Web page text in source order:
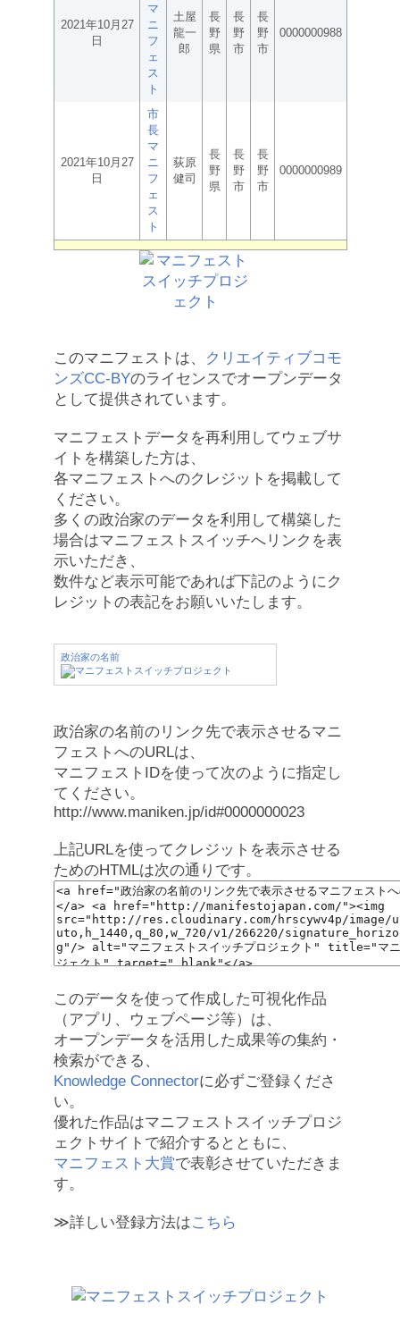
2021年10月27
日
マ
ニ
フ
ェ
ス
ト
土屋
龍一
郎
長
野
県
長
野
市
長
野
市
0000000988
2021年10月27
日
市
長
マ
ニ
フ
ェ
ス
ト
荻原
健司
長
野
県
長
野
市
長
野
市
0000000989
このマニフェストは、
クリエイティブコモ
ンズCC-BYのライセンスでオープンデータ
として提供されています。
マニフェストデータを再利用してウェブサ
イトを構築した方は、
各マニフェストへのクレジットを掲載して
ください。
多くの政治家のデータを利用して構築した
場合はマニフェストスイッチへリンクを表
示いただき、
数件など表示可能であれば下記のようにク
レジットの表記をお願いいたします。
政治家の名前
政治家の名前のリンク先で表示させるマニ
フェストへのURLは、
マニフェストIDを使って次のように指定し
てください。
http://www.maniken.jp/id#0000000023
上記URLを使ってクレジットを表示させる
ためのHTMLは次の通りです。
このデータを使って作成した可視化作品
（アプリ、ウェブページ等）は、
オープンデータを活用した成果等の集約・
検索ができる、
Knowledge Connectorに必ずご登録くださ
い。
優れた作品はマニフェストスイッチプロジ
ェクトサイトで紹介するとともに、
マニフェスト大賞で表彰させていただきま
す。
≫詳しい登録方法はこちら